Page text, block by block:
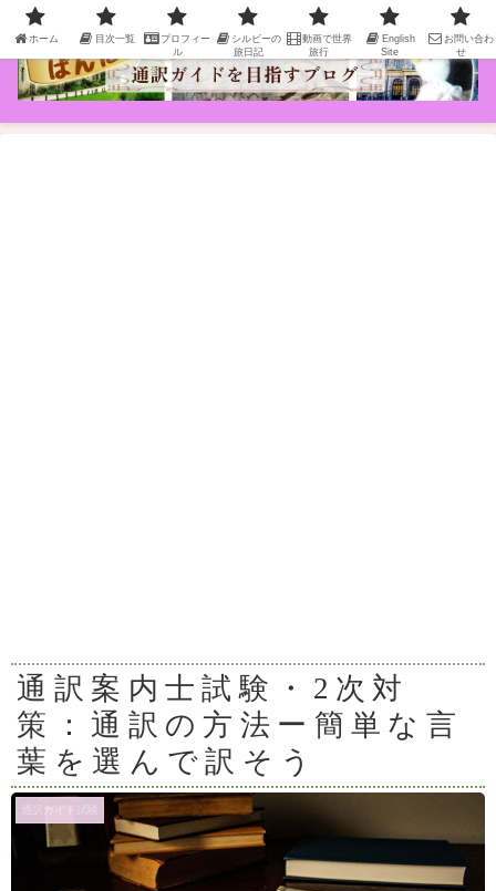
通訳案内士試験・2次対
策：通訳の方法ー簡単な言
葉を選んで訳そう
通訳ガイド試験
ホーム 目次一覧
プロフィー
ル
シルビーの
旅日記
動画で世界
旅行
English
Site
お問い合わ
せ